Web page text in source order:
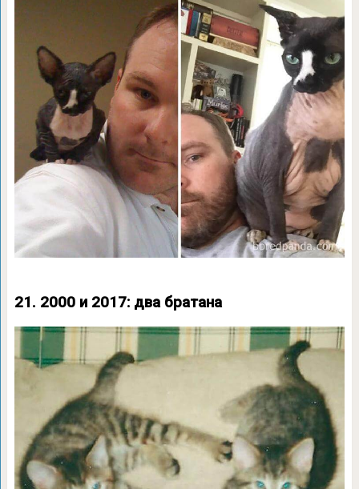
21. 2000 и 2017: два братана